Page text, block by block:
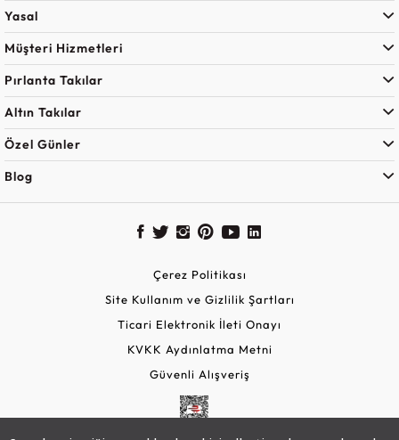
Yasal
Müşteri Hizmetleri
Pırlanta Takılar
Altın Takılar
Özel Günler
Blog
Çerez Politikası
Site Kullanım ve Gizlilik Şartları
Ticari Elektronik İleti Onayı
KVKK Aydınlatma Metni
Güvenli Alışveriş